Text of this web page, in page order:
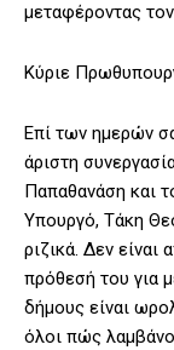
μεταφέροντας
Κύριε
Επί των ημερών
άριστη
Παπαθανάση και
Υπουργό, Τάκη
ριζικά. Δεν
πρόθεσή του για
δήμους είναι
όλοι πώς